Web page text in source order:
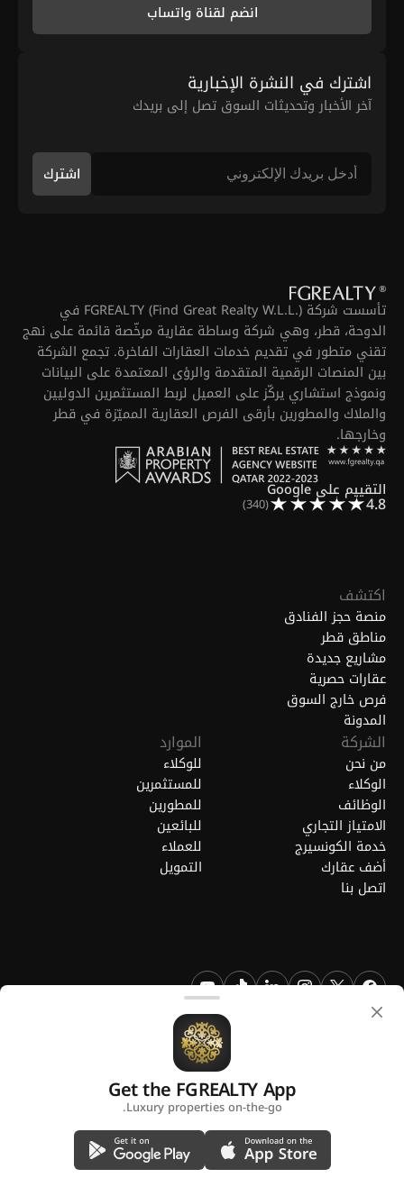
انضم لقناة واتساب
اشترك في النشرة الإخبارية
آخر الأخبار وتحديثات السوق تصل إلى بريدك
اشترك
تأسست شركة FGREALTY (Find Great Realty W.L.L.) في
الدوحة، قطر، وهي شركة وساطة عقارية مرخّصة قائمة على نهج
تقني متطور في تقديم خدمات العقارات الفاخرة. تجمع الشركة
بين المنصات الرقمية المتقدمة والرؤى المعتمدة على البيانات
ونموذج استشاري يركّز على العميل لربط المستثمرين الدوليين
والملاك والمطورين بأرقى الفرص العقارية المميّزة في قطر
وخارجها.
التقييم على Google
4.8
(340)
اكتشف
منصة حجز الفنادق
مناطق قطر
مشاريع جديدة
عقارات حصرية
فرص خارج السوق
المدونة
الشركة
من نحن
الوكلاء
الوظائف
الامتياز التجاري
خدمة الكونسيرج
أضف عقارك
اتصل بنا
الموارد
للوكلاء
للمستثمرين
للمطورين
للبائعين
للعملاء
التمويل
هي علامة تجارية مسجلة لشركة فايند جريت ريالتي ذ.م.م قطر.
الشروط والأحكاماستخدام ملفات تعريف الارتباط
Get the FGREALTY App
Luxury properties on-the-go.